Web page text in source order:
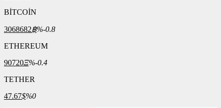
BİTCOİN
3068682฿%-0.8
ETHEREUM
90720Ξ%-0.4
TETHER
47.67$%0